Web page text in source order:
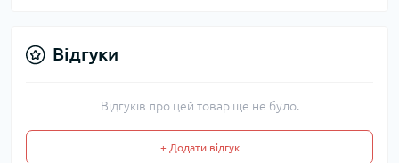
Відгуки
Відгуків про цей товар ще не було.
+ Додати відгук